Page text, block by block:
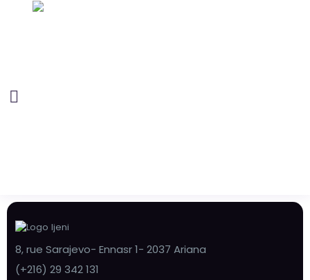
8, rue Sarajevo- Ennasr 1- 2037 Ariana
(+216) 29 342 131